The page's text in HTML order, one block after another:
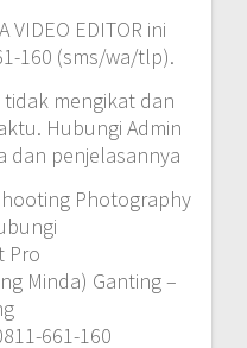
VIDEO EDITOR ini
160 (sms/wa/tlp).
mengikat dan
Hubungi Admin
dan penjelasannya
Photography
Pro
Minda) Ganting –
661-160